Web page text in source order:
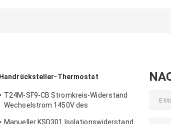
Handrücksteller-Thermostat
T24M-SF9-CB Stromkreis-Widerstand
Wechselstrom 1450V des
Manueller KSD301 Isolationswiderstand